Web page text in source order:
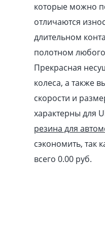
которые можно
отличаются
длительном
полотном
Прекрасная
колеса, а также
скорости и
характерны для
резина для
сэкономить, так
всего 0.00 pуб.